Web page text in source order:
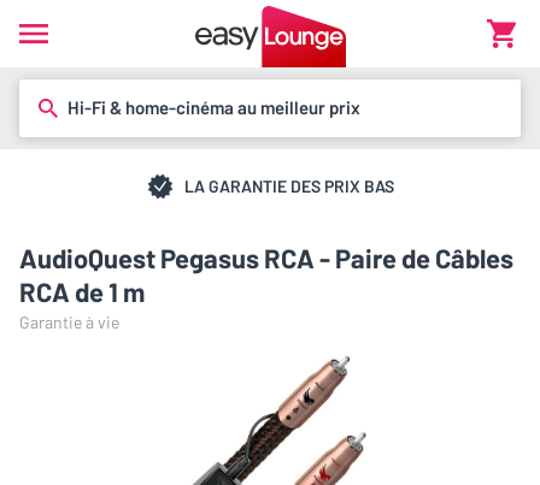
Hi-Fi & home-cinéma au meilleur prix
LA GARANTIE DES PRIX BAS
AudioQuest Pegasus RCA - Paire de Câbles
RCA de 1 m
Garantie à vie